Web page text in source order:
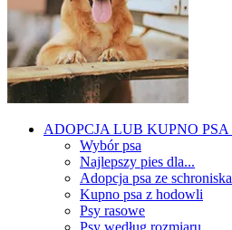
ADOPCJA LUB KUPNO PSA
Wybór psa
Najlepszy pies dla...
Adopcja psa ze schroniska
Kupno psa z hodowli
Psy rasowe
Psy według rozmiaru